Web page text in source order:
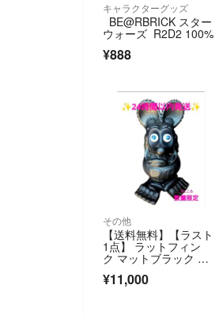
キャラクターグッズ
BE@RBRICK スター
ウォーズ R2D2 100%
¥888
その他
【送料無料】【ラスト
1点】 ラットフィン
ク マットブラック フ
¥11,000